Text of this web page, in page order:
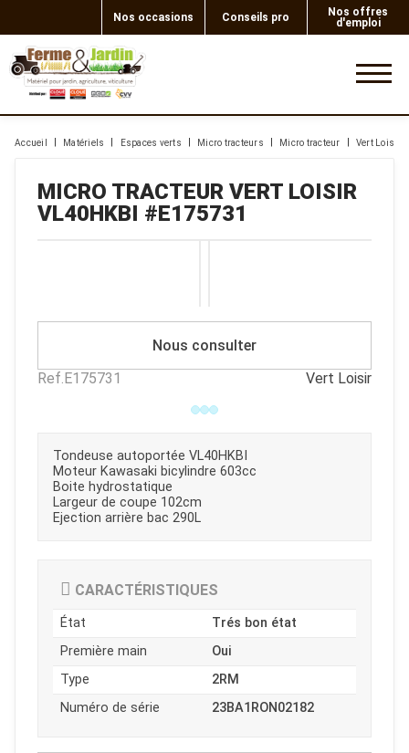
Nos occasions Conseils pro
Nos offres
d'emploi
Accueil Matériels Espaces verts Micro tracteurs Micro tracteur Vert Loisir
MICRO TRACTEUR VERT LOISIR
VL40HKBI #E175731
Tondeuse autoportée VL40HKBI
Moteur Kawasaki bicylindre 603cc
Boite hydrostatique
Largeur de coupe 102cm
Ejection arrière bac 290L
CARACTÉRISTIQUES
État
Trés bon état
Première main
Oui
Type
2RM
Numéro de série
23BA1RON02182
Nous consulter
Ref.E175731 Vert Loisir